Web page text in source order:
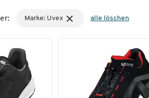
Marke: Uvex alle löschen